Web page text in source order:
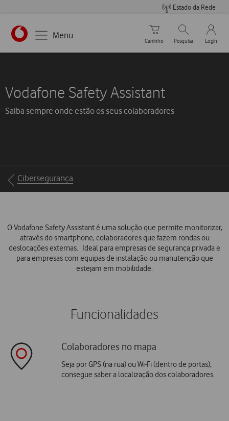
Estado da Rede
Menu
Carrinho de compras
Carrinho
Pesquisar
Pesquisa
My
Login
Vodafone Safety Assistant
Saiba sempre onde estão os seus colaboradores
Breadcrumbs
Cibersegurança
O Vodafone Safety Assistant é uma solução que permite monitorizar,
através do smartphone, colaboradores que fazem rondas ou
deslocações externas. Ideal para empresas de segurança privada e
para empresas com equipas de instalação ou manutenção que
estejam em mobilidade.
Funcionalidades
Colaboradores no mapa
Seja por GPS (na rua) ou Wi-Fi (dentro de portas),
consegue saber a localização dos colaboradores.